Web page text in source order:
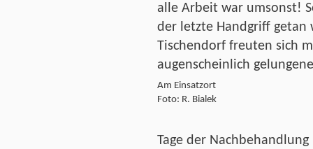
alle Arbeit war umsonst!
der letzte Handgriff getan
Tischendorf freuten sich
augenscheinlich
Am Einsatzort
Foto: R. Bialek
Tage der